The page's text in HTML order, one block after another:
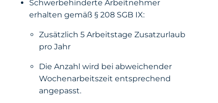
Schwerbehinderte Arbeitnehmer
erhalten gemäß § 208 SGB IX:
Zusätzlich 5 Arbeitstage Zusatzurlaub
pro Jahr
Die Anzahl wird bei abweichender
Wochenarbeitszeit entsprechend
angepasst.